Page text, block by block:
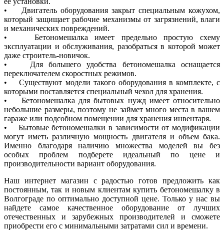
• Двигатель оборудования закрыт специальным кожухом,
который защищает рабочие механизмы от загрязнений, влаги
и механических повреждений.
• Бетономешалка имеет предельно простую схему
эксплуатации и обслуживания, разобраться в которой может
даже строитель-новичок.
• Для большего удобства бетономешалка оснащается
переключателем скоростных режимов.
• Существуют модели такого оборудования в комплекте, с
которыми поставляется специальный чехол для хранения.
• Бетономешалка для бытовых нужд имеет относительно
небольшие размеры, поэтому не займет много места в вашем
гараже или подсобном помещении для хранения инвентаря.
• Бытовые бетономешалки в зависимости от модификации
могут иметь различную мощность двигателя и объем бака.
Именно благодаря наличию множества моделей вы без
особых проблем подберете идеальный по цене и
производительности вариант оборудования.
Наш интернет магазин с радостью готов предложить как
постоянным, так и новым клиентам купить бетономешалку в
Волгограде по оптимально доступной цене. Только у нас вы
найдете самое качественное оборудование от лучших
отечественных и зарубежных производителей и сможете
приобрести его с минимальными затратами сил и времени.